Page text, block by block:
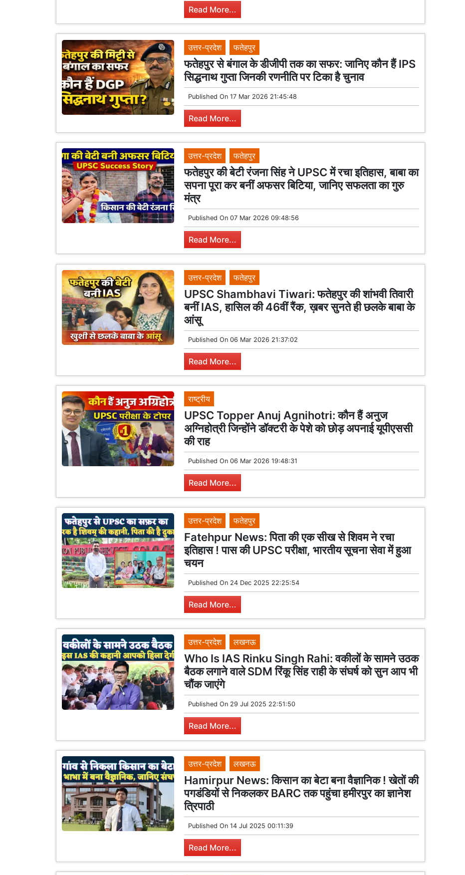
Read More...
उत्तर-प्रदेश फतेहपुर
फतेहपुर से बंगाल के डीजीपी तक का सफर: जानिए कौन हैं IPS
सिद्धनाथ गुप्ता जिनकी रणनीति पर टिका है चुनाव
Published On 17 Mar 2026 21:45:48
Read More...
उत्तर-प्रदेश फतेहपुर
फतेहपुर की बेटी रंजना सिंह ने UPSC में रचा इतिहास, बाबा का
सपना पूरा कर बनीं अफसर बिटिया, जानिए सफलता का गुरु
मंत्र
Published On 07 Mar 2026 09:48:56
Read More...
उत्तर-प्रदेश फतेहपुर
UPSC Shambhavi Tiwari: फतेहपुर की शांभवी तिवारी
बनीं IAS, हासिल की 46वीं रैंक, ख़बर सुनते ही छलके बाबा के
आंसू
Published On 06 Mar 2026 21:37:02
Read More...
राष्ट्रीय
UPSC Topper Anuj Agnihotri: कौन हैं अनुज
अग्निहोत्री जिन्होंने डॉक्टरी के पेशे को छोड़ अपनाई यूपीएससी
की राह
Published On 06 Mar 2026 19:48:31
Read More...
उत्तर-प्रदेश फतेहपुर
Fatehpur News: पिता की एक सीख से शिवम ने रचा
इतिहास ! पास की UPSC परीक्षा, भारतीय सूचना सेवा में हुआ
चयन
Published On 24 Dec 2025 22:25:54
Read More...
उत्तर-प्रदेश लखनऊ
Who Is IAS Rinku Singh Rahi: वकीलों के सामने उठक
बैठक लगाने वाले SDM रिंकू सिंह राही के संघर्ष को सुन आप भी
चौंक जाएंगे
Published On 29 Jul 2025 22:51:50
Read More...
उत्तर-प्रदेश लखनऊ
Hamirpur News: किसान का बेटा बना वैज्ञानिक ! खेतों की
पगडंडियों से निकलकर BARC तक पहुंचा हमीरपुर का ज्ञानेश
त्रिपाठी
Published On 14 Jul 2025 00:11:39
Read More...